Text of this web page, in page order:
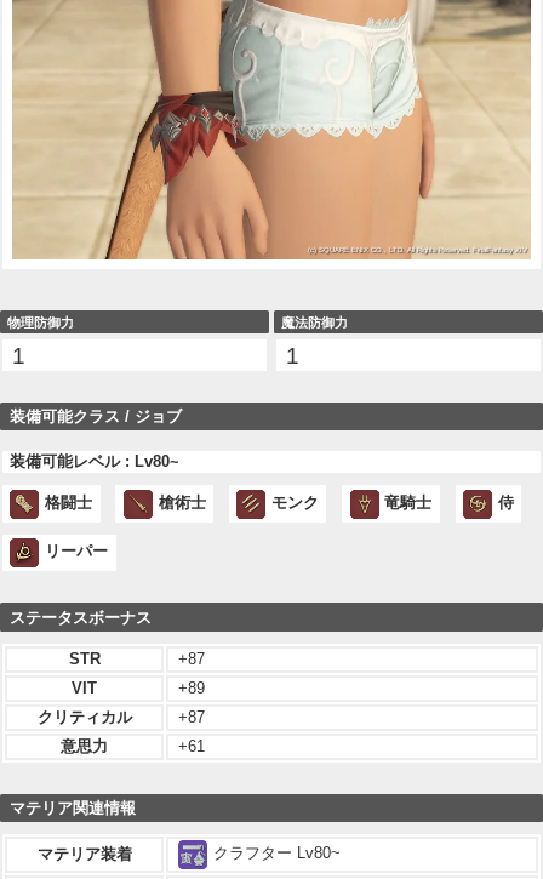
物理防御力
1
魔法防御力
1
装備可能クラス / ジョブ
装備可能レベル : Lv80~
格闘士 槍術士 モンク 竜騎士 侍
リーパー
ステータスボーナス
STR
+87
VIT
+89
クリティカル
+87
意思力
+61
マテリア関連情報
マテリア装着 クラフター Lv80~